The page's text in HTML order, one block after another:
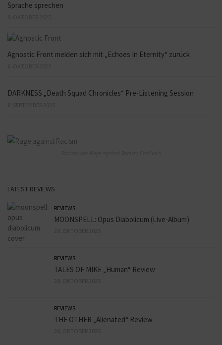
Sprache sprechen
Agnostic Front melden sich mit „Echoes In Eternity“ zurück
DARKNESS „Death Squad Chronicles“ Pre-Listening Session
LATEST REVIEWS
REVIEWS
MOONSPELL: Opus Diabolicum (Live-Album)
REVIEWS
TALES OF MIKE „Human“ Review
REVIEWS
THE OTHER „Alienated“ Review